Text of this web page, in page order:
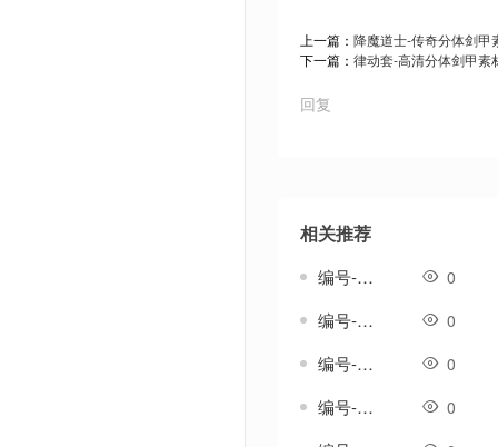
上一篇： 降魔道士-传奇分体剑甲
下一篇： 律动套-高清分体剑甲素
回复
相关推荐
编号-雄浑套-传奇分体剑甲素材 0
编号-雅生涟套-传奇一体剑甲素材 0
编号-雨吟套-传奇一体剑甲素材 0
编号-雨纹套-传奇一体剑甲素材 0